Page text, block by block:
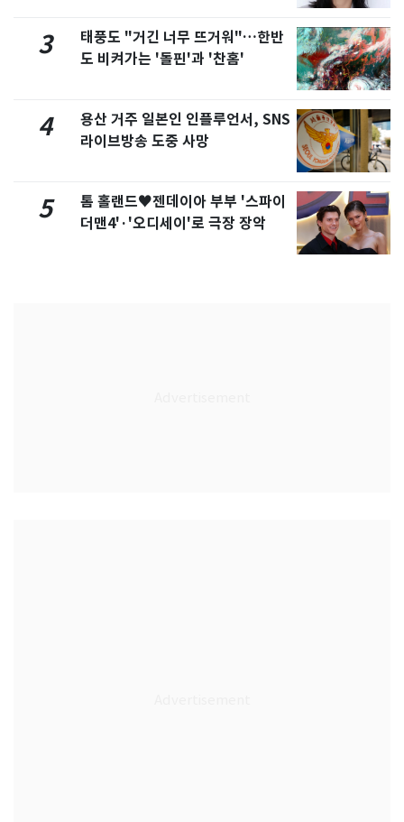
3
태풍도 "거긴 너무 뜨거워"…한반
도 비켜가는 '돌핀'과 '찬홈'
4
용산 거주 일본인 인플루언서, SNS
라이브방송 도중 사망
5
톰 홀랜드♥젠데이아 부부 '스파이
더맨4'·'오디세이'로 극장 장악